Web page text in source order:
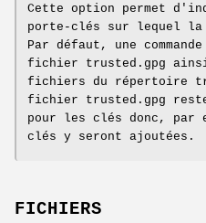
Cette option permet
porte-clés sur lequel la
Par défaut, une
fichier trusted.gpg
fichiers du répertoire
fichier trusted.gpg
pour les clés donc, par
clés y seront ajoutées.
FICHIERS